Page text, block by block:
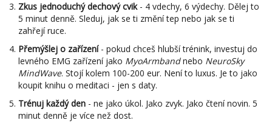
Zkus jednoduchý dechový cvik- 4 vdechy, 6 výdechy. Dělej to
5 minut denně. Sleduj, jak se ti změní tep nebo jak se ti
zahřejí ruce.
Přemýšlej o zařízení- pokud chceš hlubší trénink, investuj do
levného EMG zařízení jako MyoArmbandnebo NeuroSky
MindWave. Stojí kolem 100-200 eur. Není to luxus. Je to jako
koupit knihu o meditaci - jen s daty.
Trénuj každý den - ne jako úkol. Jako zvyk. Jako čtení novin. 5
minut denně je více než dost.